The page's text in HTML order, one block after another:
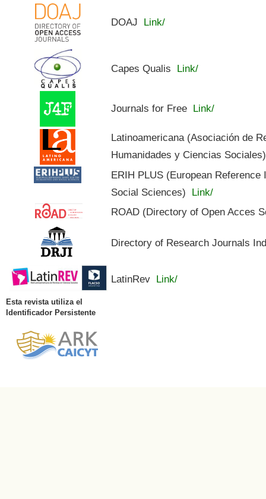
DOAJ Link/
Capes Qualis Link/
Journals for Free Link/
Latinoamericana (Asociación de
Humanidades y Ciencias Sociales)
ERIH PLUS (European
Social Sciences) Link/
ROAD (Directory of Open Acces
Directory of Research Journals
LatinRev Link/
Esta revista utiliza el
Identificador Persistente